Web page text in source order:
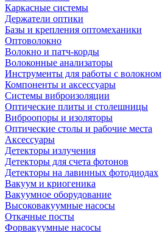
Каркасные системы
Держатели оптики
Базы и крепления оптомеханики
Оптоволокно
Волокно и патч-корды
Волоконные анализаторы
Инструменты для работы с волокном
Компоненты и аксессуары
Системы виброизоляции
Оптические плиты и столешницы
Виброопоры и изоляторы
Оптические столы и рабочие места
Аксессуары
Детекторы излучения
Детекторы для счета фотонов
Детекторы на лавинных фотодиодах
Вакуум и криогеника
Вакуумное оборудование
Высоковакуумные насосы
Откачные посты
Форвакуумные насосы